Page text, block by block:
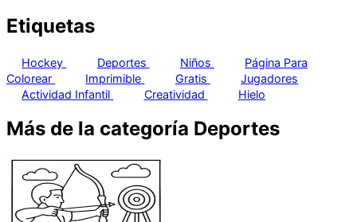
Etiquetas
Hockey Deportes Niños
Página Para
Colorear
Imprimible Gratis
Jugadores
Actividad Infantil
Creatividad Hielo
Más de la categoría Deportes